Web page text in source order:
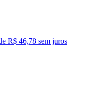
R$ 46,78 sem juros